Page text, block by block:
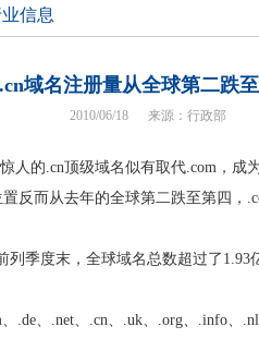
信息
.cn域名注册量从全球第二跌
2010/06/18 来源：行政部
人的.cn顶级域名似有取代.com，成
反而从去年的全球第二跌至第四，
季度末，全球域名总数超过了1.93
.de、.net、.cn、.uk、.org、.info、